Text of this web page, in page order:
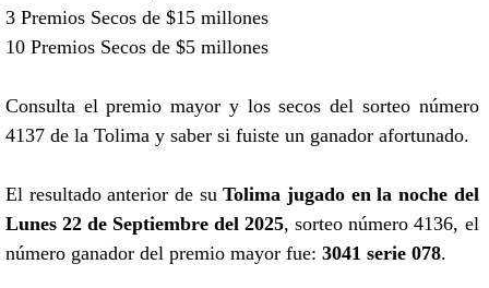
3 Premios Secos de $15 millones
10 Premios Secos de $5 millones
Consulta el premio mayor y los secos del sorteo número
4137 de la Tolima y saber si fuiste un ganador afortunado.
El resultado anterior de suTolima jugado en la noche del
Lunes 22 de Septiembre del 2025, sorteo número 4136, el
número ganador del premio mayor fue: 3041 serie 078.